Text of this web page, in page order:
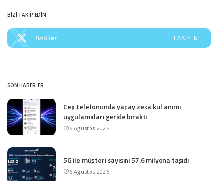
BİZİ TAKİP EDİN
Twitter TAKIP ET
SON HABERLER
Cep telefonunda yapay zeka kullanımı
uygulamaları geride bıraktı
6 Ağustos 2026
5G ile müşteri sayısını 57.6 milyona taşıdı
6 Ağustos 2026